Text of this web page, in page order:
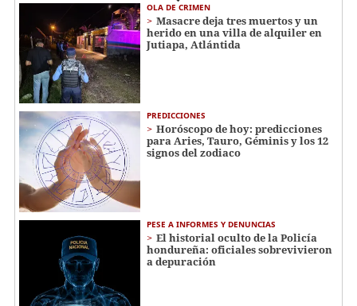
OLA DE CRIMEN
Masacre deja tres muertos y un
herido en una villa de alquiler en
Jutiapa, Atlántida
PREDICCIONES
Horóscopo de hoy: predicciones
para Aries, Tauro, Géminis y los 12
signos del zodiaco
PESE A INFORMES Y DENUNCIAS
El historial oculto de la Policía
hondureña: oficiales sobrevivieron
a depuración